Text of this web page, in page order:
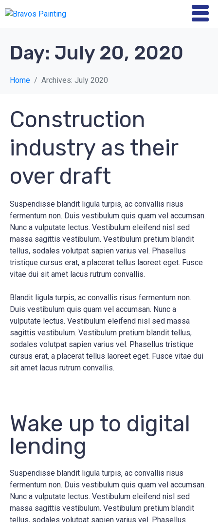
Day: July 20, 2020
Home Archives: July 2020
Construction
industry as their
over draft
Suspendisse blandit ligula turpis, ac convallis risus
fermentum non. Duis vestibulum quis quam vel accumsan.
Nunc a vulputate lectus. Vestibulum eleifend nisl sed
massa sagittis vestibulum. Vestibulum pretium blandit
tellus, sodales volutpat sapien varius vel. Phasellus
tristique cursus erat, a placerat tellus laoreet eget. Fusce
vitae dui sit amet lacus rutrum convallis.
Blandit ligula turpis, ac convallis risus fermentum non.
Duis vestibulum quis quam vel accumsan. Nunc a
vulputate lectus. Vestibulum eleifend nisl sed massa
sagittis vestibulum. Vestibulum pretium blandit tellus,
sodales volutpat sapien varius vel. Phasellus tristique
cursus erat, a placerat tellus laoreet eget. Fusce vitae dui
sit amet lacus rutrum convallis.
Wake up to digital
lending
Suspendisse blandit ligula turpis, ac convallis risus
fermentum non. Duis vestibulum quis quam vel accumsan.
Nunc a vulputate lectus. Vestibulum eleifend nisl sed
massa sagittis vestibulum. Vestibulum pretium blandit
tellus, sodales volutpat sapien varius vel. Phasellus